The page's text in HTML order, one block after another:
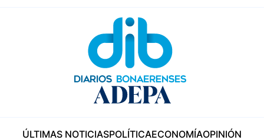
ÚLTIMAS NOTICIASPOLÍTICAECONOMÍAOPINIÓN